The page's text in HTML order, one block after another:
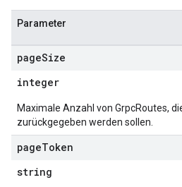
Parameter
pageSize
integer
Maximale Anzahl von GrpcRoutes,
zurückgegeben werden sollen.
pageToken
string